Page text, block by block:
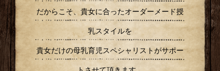
だからこそ、貴女に合ったオーダーメード授
乳スタイルを
貴女だけの母乳育児スペシャリストがサポー